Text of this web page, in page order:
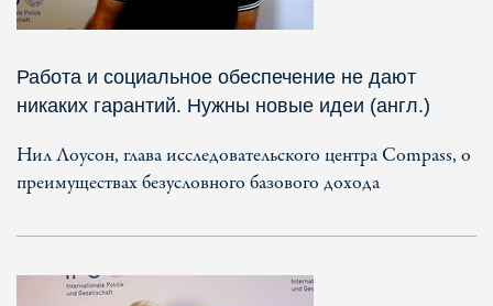
Работа и социальное обеспечение не дают
никаких гарантий. Нужны новые идеи (англ.)
Нил Лоусон, глава исследовательского центра Compass, о
преимуществах безусловного базового дохода